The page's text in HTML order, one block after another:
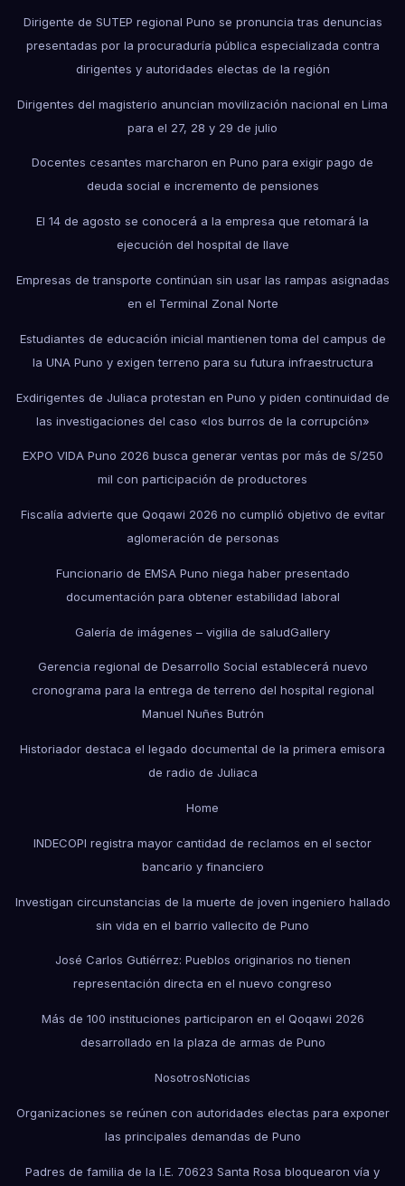
Dirigente de SUTEP regional Puno se pronuncia tras denuncias
presentadas por la procuraduría pública especializada contra
dirigentes y autoridades electas de la región
Dirigentes del magisterio anuncian movilización nacional en Lima
para el 27, 28 y 29 de julio
Docentes cesantes marcharon en Puno para exigir pago de
deuda social e incremento de pensiones
El 14 de agosto se conocerá a la empresa que retomará la
ejecución del hospital de Ilave
Empresas de transporte continúan sin usar las rampas asignadas
en el Terminal Zonal Norte
Estudiantes de educación inicial mantienen toma del campus de
la UNA Puno y exigen terreno para su futura infraestructura
Exdirigentes de Juliaca protestan en Puno y piden continuidad de
las investigaciones del caso «los burros de la corrupción»
EXPO VIDA Puno 2026 busca generar ventas por más de S/250
mil con participación de productores
Fiscalía advierte que Qoqawi 2026 no cumplió objetivo de evitar
aglomeración de personas
Funcionario de EMSA Puno niega haber presentado
documentación para obtener estabilidad laboral
Galería de imágenes – vigilia de saludGallery
Gerencia regional de Desarrollo Social establecerá nuevo
cronograma para la entrega de terreno del hospital regional
Manuel Nuñes Butrón
Historiador destaca el legado documental de la primera emisora
de radio de Juliaca
Home
INDECOPI registra mayor cantidad de reclamos en el sector
bancario y financiero
Investigan circunstancias de la muerte de joven ingeniero hallado
sin vida en el barrio vallecito de Puno
José Carlos Gutiérrez: Pueblos originarios no tienen
representación directa en el nuevo congreso
Más de 100 instituciones participaron en el Qoqawi 2026
desarrollado en la plaza de armas de Puno
NosotrosNoticias
Organizaciones se reúnen con autoridades electas para exponer
las principales demandas de Puno
Padres de familia de la I.E. 70623 Santa Rosa bloquearon vía y